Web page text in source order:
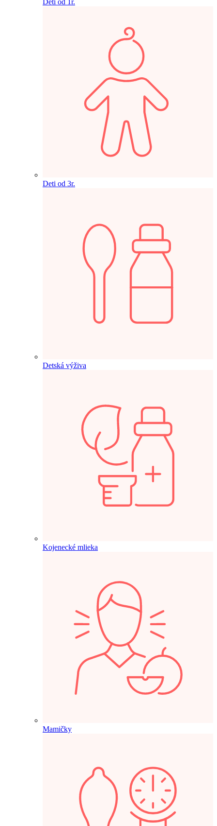
Deti od 3r.
Detská výživa
Kojenecké mlieka
Mamičky